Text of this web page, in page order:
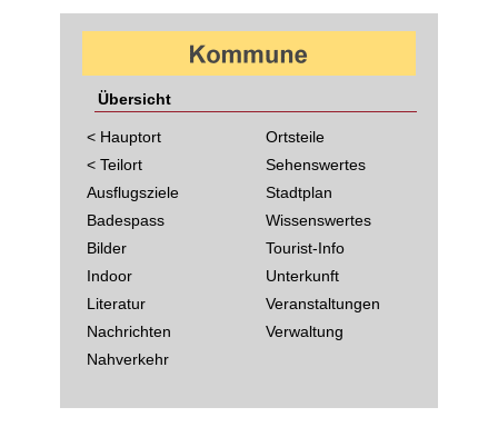
Übersicht
< Hauptort
< Teilort
Ausflugsziele
Badespass
Bilder
Indoor
Literatur
Nachrichten
Nahverkehr
Ortsteile
Sehenswertes
Stadtplan
Wissenswertes
Tourist-Info
Unterkunft
Veranstaltungen
Verwaltung